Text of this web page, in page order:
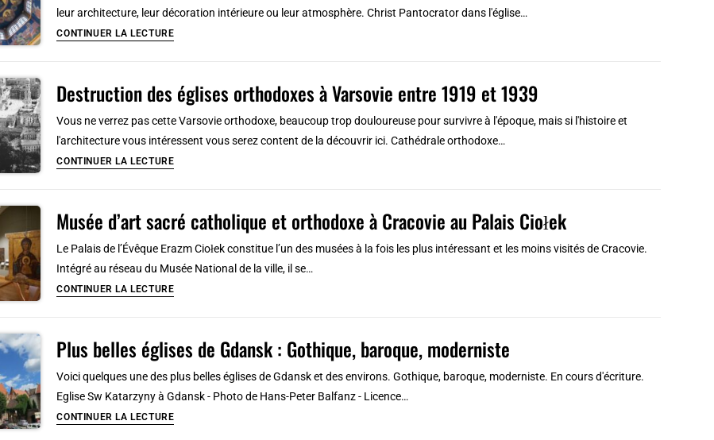
Varsovie
leur architecture, leur décoration intérieure ou leur atmosphère. Christ Pantocrator dans l'église…
CONTINUER LA LECTURE6
de
baroque,
Corbusier
Destruction des églises orthodoxes à Varsovie entre 1919 et 1939
Vous ne verrez pas cette Varsovie orthodoxe, beaucoup trop douloureuse pour survivre à l'époque, mais si l'histoire et
l'architecture vous intéressent vous serez content de la découvrir ici. Cathédrale orthodoxe…
CONTINUER LA LECTUREDestruction
orthodoxes
1919
Musée d’art sacré catholique et orthodoxe à Cracovie au Palais Ciołek
Le Palais de l’Évêque Erazm Ciołek constitue l’un des musées à la fois les plus intéressant et les moins visités de Cracovie.
Intégré au réseau du Musée National de la ville, il se…
CONTINUER LA LECTUREMusée
catholique
Cracovie
Plus belles églises de Gdansk : Gothique, baroque, moderniste
Voici quelques une des plus belles églises de Gdansk et des environs. Gothique, baroque, moderniste. En cours d'écriture.
Eglise Sw Katarzyny à Gdansk - Photo de Hans-Peter Balfanz - Licence…
CONTINUER LA LECTUREPlus